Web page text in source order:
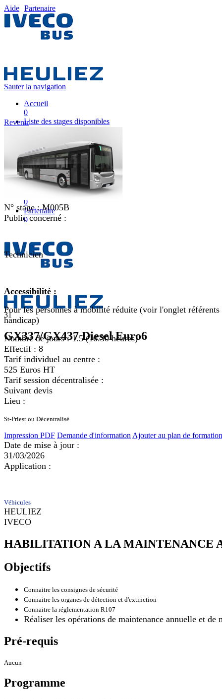
Aide Partenaire
Sauter la navigation
Accueil
0
Liste des stages disponibles
0
Nos équipes pédagogiques
0
IVECO FRANCE
0
Mon plan de formation
0
Partenaire
0
31
GX337/GX437 Diesel Euro6
Revenir
N° stage :M005B
Public concerné :
Technicien
Accessibilité :
Pour les personnes à mobilité réduite (voir l'onglet référents
handicap)
Nombre de jours :1.5 (10.30 heures)
Effectif : 8
Tarif individuel au centre :
525 Euros HT
Tarif session décentralisée :
Suivant devis
Lieu :
St-Priest ou Décentralisé
Impression PDF Demande d'information Ajouter au plan de formation
Date de mise à jour :
31/03/2026
Application :
Véhicules
HEULIEZ
IVECO
HABILITATION A LA MAINTENANCE
Objectifs
Connaitre les consignes de sécurité
Connaitre les organes de détection et d'extinction
Connaitre la réglementation R107
Réaliser les opérations de maintenance annuelle et
Pré-requis
Aucun
Programme